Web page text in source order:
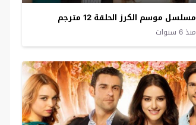
مسلسل موسم الكرز الحلقة 12 مترجم
منذ 6 سنوات